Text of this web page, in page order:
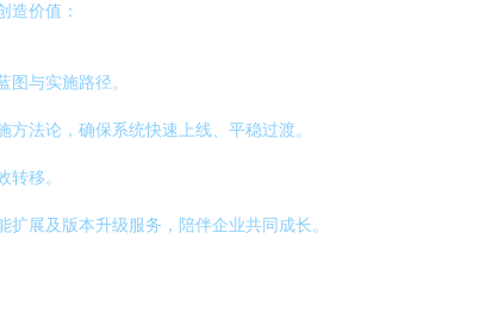
造价值：
与实施路径。
法论，确保系统快速上线、平稳过渡。
移。
展及版本升级服务，陪伴企业共同成长。